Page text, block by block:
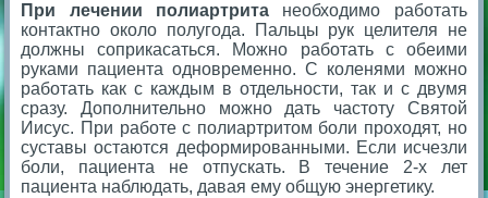
При лечении полиартрита необходимо работать
контактно около полугода. Пальцы рук целителя не
должны соприкасаться. Можно работать с обеими
руками пациента одновременно. С коленями можно
работать как с каждым в отдельности, так и с двумя
сразу. Дополнительно можно дать частоту Святой
Иисус. При работе с полиартритом боли проходят, но
суставы остаются деформированными. Если исчезли
боли, пациента не отпускать. В течение 2-х лет
пациента наблюдать, давая ему общую энергетику.